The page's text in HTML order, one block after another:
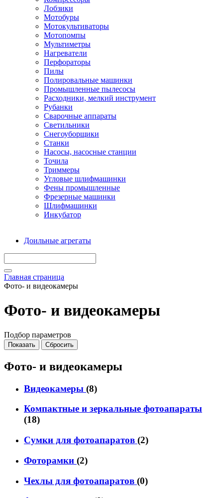
Лобзики
Мотобуры
Мотокультиваторы
Мотопомпы
Мультиметры
Нагреватели
Перфораторы
Пилы
Полировальные машинки
Промышленные пылесосы
Расходники, мелкий инструмент
Рубанки
Сварочные аппараты
Светильники
Снегоуборщики
Станки
Насосы, насосные станции
Точила
Триммеры
Угловые шлифмашинки
Фены промышленные
Фрезерные машинки
Шлифмашинки
Инкубатор
Доильные агрегаты
Главная страница
Фото- и видеокамеры
Фото- и видеокамеры
Подбор параметров
Фото- и видеокамеры
Видеокамеры (8)
Компактные и зеркальные фотоапараты
(18)
Сумки для фотоапаратов (2)
Фоторамки (2)
Чехлы для фотоапаратов (0)